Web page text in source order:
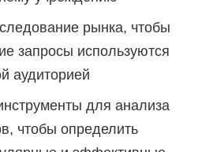
рынка, чтобы
запросы используются
аудиторией
для анализа
чтобы определить